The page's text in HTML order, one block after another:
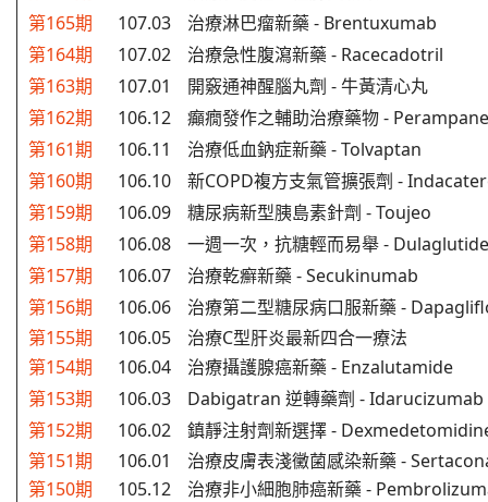
第165期
107.03 治療淋巴瘤新藥- Brentuxumab
第164期
107.02 治療急性腹瀉新藥- Racecadotril
第163期
107.01 開竅通神醒腦丸劑 - 牛黃清心丸
第162期
106.12 癲癇發作之輔助治療藥物-
第161期
106.11 治療低血鈉症新藥- Tolvaptan
第160期
106.10 新COPD複方支氣管擴張劑 - I
第159期
106.09 糖尿病新型胰島素針劑 - Toujeo
第158期
106.08 一週一次，抗糖輕而易舉- Dulaglutide
第157期
106.07 治療乾癬新藥-Secukinumab
第156期
106.06 治療第二型糖尿病口服新藥-
第155期
106.05
治療C型肝炎最新四合一療法
第154期
106.04 治療攝護腺癌新藥- Enzalutamide
第153期
106.03 Dabigatran 逆轉藥劑 -Idarucizumab
第152期
106.02 鎮靜注射劑新選擇-
第151期
106.01
治療皮膚表淺黴菌感染新藥 -
第150期
105.12
治療非小細胞肺癌新藥 -